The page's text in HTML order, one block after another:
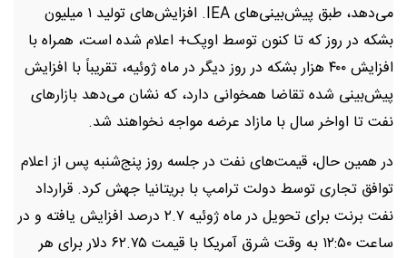
می‌دهد، طبق پیش‌بینی‌های IEA. افزایش‌های تولید ۱ میلیون
بشکه در روز که تا کنون توسط اوپک+ اعلام شده است، همراه با
افزایش ۴۰۰ هزار بشکه در روز دیگر در ماه ژوئیه، تقریباً با افزایش
پیش‌بینی شده تقاضا همخوانی دارد، که نشان می‌دهد بازارهای
نفت تا اواخر سال با مازاد عرضه مواجه نخواهند شد.
در همین حال، قیمت‌های نفت در جلسه روز پنج‌شنبه پس از اعلام
توافق تجاری توسط دولت ترامپ با بریتانیا جهش کرد. قرارداد
نفت برنت برای تحویل در ماه ژوئیه ۲.۷ درصد افزایش یافته و در
ساعت ۱۲:۵۰ به وقت شرق آمریکا با قیمت ۶۲.۷۵ دلار برای هر